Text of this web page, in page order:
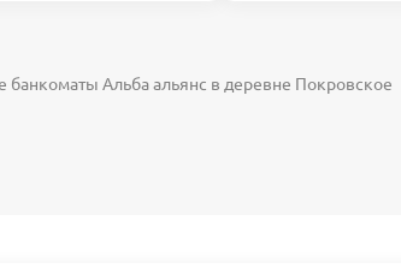
банкоматы Альба альянс в деревне Покровское